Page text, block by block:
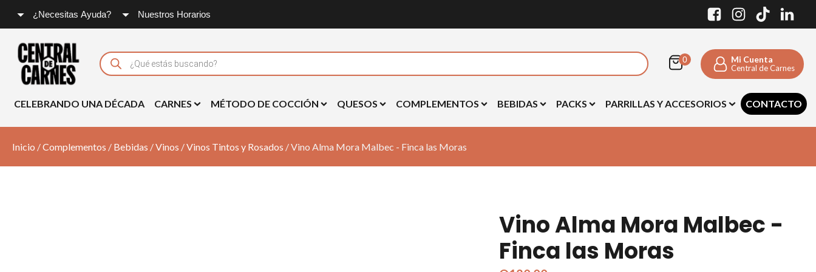
¿Necesitas Ayuda? Nuestros Horarios
Products
search
Mi Cuenta
Central de Carnes
CELEBRANDO UNA DÉCADA CARNES MÉTODO DE COCCIÓN QUESOS COMPLEMENTOS BEBIDAS PACKS PARRILLAS Y ACCESORIOS CONTACTO
Inicio /Complementos / Bebidas /Vinos /Vinos Tintos y Rosados / Vino Alma Mora Malbec - Finca las Moras
Vino Alma Mora Malbec -
Finca las Moras